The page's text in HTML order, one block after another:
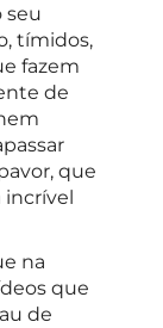
seu
tímidos,
fazem
de
que
incrível
na
que
de